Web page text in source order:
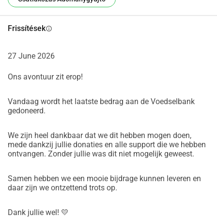
nekünk átlépni a célvonalat Stockholmban és egyben
Köszönjük a támogatásodat !
olasz verzió🤌
Segíts nekünk eljutni a Hyrox Világbajnokságra
Mi vagyunk Giovanna Franceschini és Ellie Crouwel két
sportos és kicsit őrült nő, akik váratlanul, de nagy
Világbajnokságra Stockholmban a Double Woman Pro (55-
59 év) kategóriában!
És igen részt vettünk Maastrichtban.
Frissítésekinfo
27 June 2026
Ons avontuur zit erop!
Vandaag wordt het laatste bedrag aan de Voedselbank
gedoneerd.
We zijn heel dankbaar dat we dit hebben mogen doen,
mede dankzij jullie donaties en alle support die we hebben
ontvangen. Zonder jullie was dit niet mogelijk geweest.
Samen hebben we een mooie bijdrage kunnen leveren en
daar zijn we ontzettend trots op.
Dank jullie wel! 💛